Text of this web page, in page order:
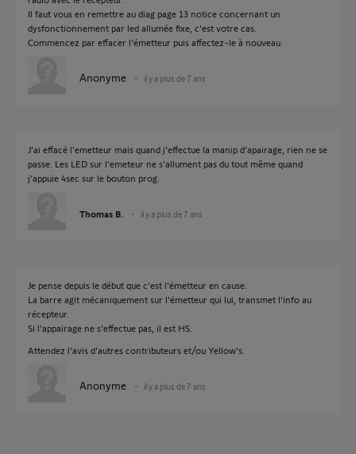
Il faut vous en remettre au diag page 13 notice concernant un
dysfonctionnement par led allumée fixe, c'est votre cas.
Commencez par effacer l'émetteur puis affectez-le à nouveau.
Anonyme il y a plus de 7 ans
J’ai effacé l’emetteur mais quand j’effectue la manip d’apairage, rien ne se
passe. Les LED sur l’emeteur ne s’allument pas du tout même quand
j’appuie 4sec sur le bouton prog.
Thomas B. il y a plus de 7 ans
Je pense depuis le début que c'est l'émetteur en cause.
La barre agit mécaniquement sur l'émetteur qui lui, transmet l'info au
récepteur.
Si l'appairage ne s'effectue pas, il est HS.
Attendez l'avis d'autres contributeurs et/ou Yellow's.
Anonyme il y a plus de 7 ans